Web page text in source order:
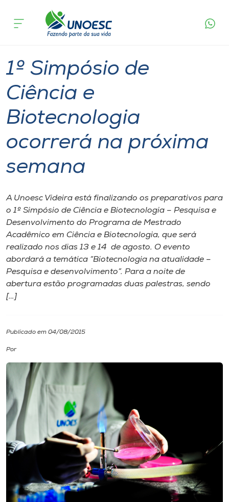
Cursos
Pesquisa
Atendimento ao Estudante
Portal de Ensino
Internacionalização
I.nova
Diplomados
Biblioteca
Editora
Rádio
Unoesc
acontece
1º Simpósio de
Ciência e
Biotecnologia
ocorrerá na próxima
semana
A Unoesc Videira está finalizando os preparativos para
o 1º Simpósio de Ciência e Biotecnologia – Pesquisa e
Desenvolvimento do Programa de Mestrado
Acadêmico em Ciência e Biotecnologia, que será
realizado nos dias 13 e 14 de agosto. O evento
abordará a temática “Biotecnologia na atualidade –
Pesquisa e desenvolvimento”. Para a noite de
abertura estão programadas duas palestras, sendo
[…]
Publicado em 04/08/2015
Por